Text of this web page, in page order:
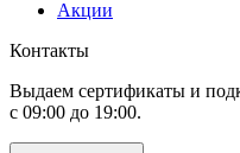
Акции
Контакты
Выдаем сертификаты и
с 09:00 до 19:00.